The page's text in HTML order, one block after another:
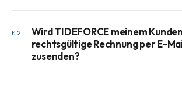
02
Wird TIDEFORCE meinem
rechtsgültige Rechnung per E-
zusenden?